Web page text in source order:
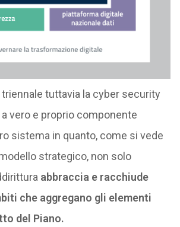
triennale tuttavia la cyber security
vero e proprio componente
sistema in quanto, come si vede
strategico, non solo
abbraccia e racchiude
che aggregano gli elementi
del Piano.